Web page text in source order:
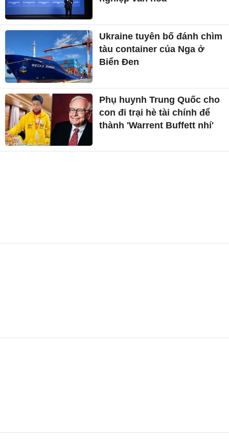
Ukraine tuyên bố đánh chìm
tàu container của Nga ở
Biển Đen
Phụ huynh Trung Quốc cho
con đi trại hè tài chính để
thành 'Warrent Buffett nhí'